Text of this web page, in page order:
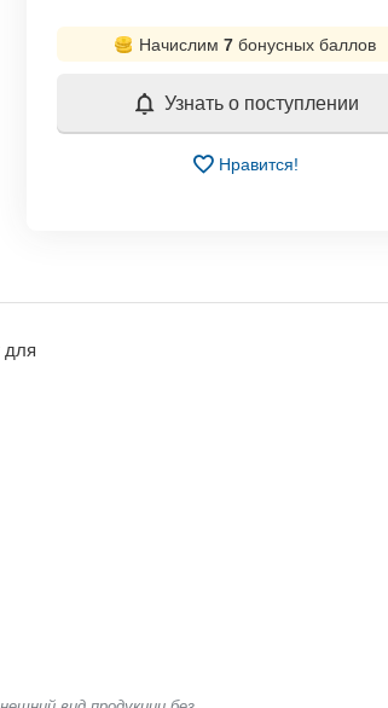
Начислим 7бонусных баллов
Узнать о поступлении
Нравится!
для